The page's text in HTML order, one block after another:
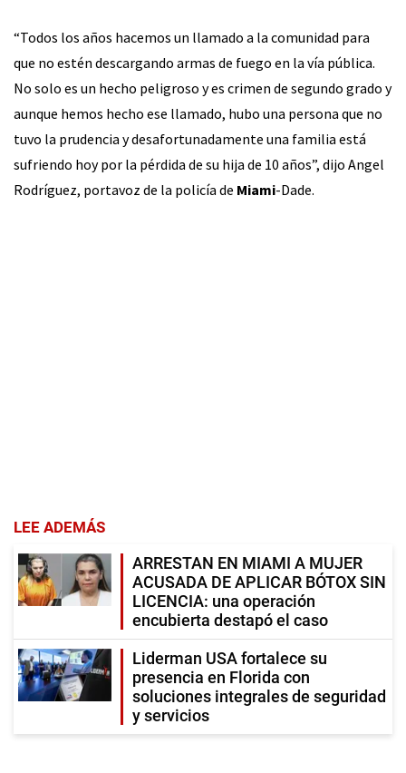
“Todos los años hacemos un llamado a la comunidad para
que no estén descargando armas de fuego en la vía pública.
No solo es un hecho peligroso y es crimen de segundo grado y
aunque hemos hecho ese llamado, hubo una persona que no
tuvo la prudencia y desafortunadamente una familia está
sufriendo hoy por la pérdida de su hija de 10 años”, dijo Angel
Rodríguez, portavoz de la policía de Miami-Dade.
LEE ADEMÁS
ARRESTAN EN MIAMI A MUJER
ACUSADA DE APLICAR BÓTOX SIN
LICENCIA: una operación
encubierta destapó el caso
Liderman USA fortalece su
presencia en Florida con
soluciones integrales de seguridad
y servicios